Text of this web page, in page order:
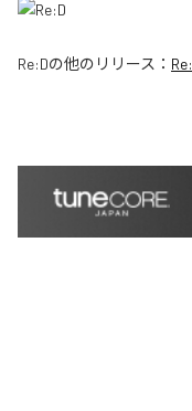
Re:Dの他のリリース：